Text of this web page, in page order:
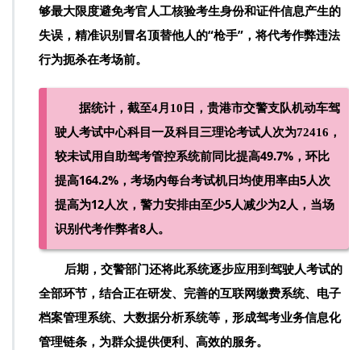
够最大限度避免考官人工核验考生身份和证件信息产生的
失误，精准识别冒名顶替他人的“枪手”，将代考作弊违法
行为扼杀在考场前。
据统计，截至4月10日，贵港市交警支队机动车驾
驶人考试中心科目一及科目三理论考试人次为72416，
较未试用自助驾考管控系统前同比提高49.7%，环比
提高164.2%，考场内每台考试机日均使用率由5人次
提高为12人次，警力安排由至少5人减少为2人，当场
识别代考作弊者8人。
后期，交警部门还将此系统逐步应用到驾驶人考试的
全部环节，结合正在研发、完善的互联网缴费系统、电子
档案管理系统、大数据分析系统等，形成驾考业务信息化
管理链条，为群众提供便利、高效的服务。